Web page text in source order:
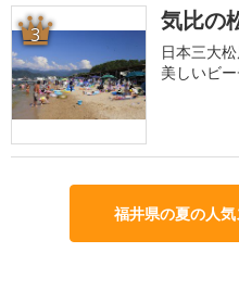
3 気比の
日本三大
美しいビ
福井県の夏の人